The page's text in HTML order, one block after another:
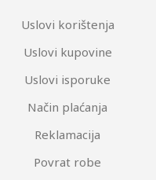
Uslovi korištenja
Uslovi kupovine
Uslovi isporuke
Način plaćanja
Reklamacija
Povrat robe